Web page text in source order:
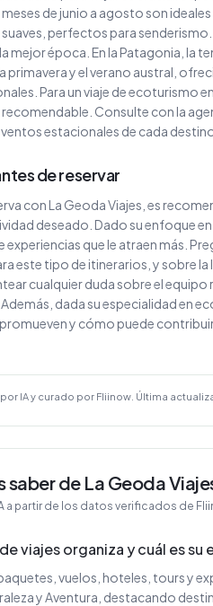
de junio a agosto son
perfectos para
mejor época. En la Patagonia, la
primavera y el verano austral,
Para un viaje de ecoturismo
Consulte con la
estacionales de cada
de reservar
con La Geoda Viajes, es
deseado. Dado su enfoque
que le atraen más.
este tipo de itinerarios, y sobre la
cualquier duda sobre el
dada su especialidad en
y cómo puede
IA y curado por Fliinow. Última
saber de La Geoda
a partir de los datos verificados de
viajes organiza y cuál es
vuelos, hoteles, tours y
y Aventura, destacando